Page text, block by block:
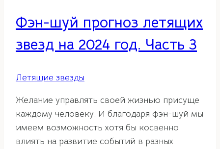
Фэн-шуй прогноз летящих
звезд на 2024 год. Часть 3
Летящие звезды
Желание управлять своей жизнью присуще
каждому человеку. И благодаря фэн-шуй мы
имеем возможность хотя бы косвенно
влиять на развитие событий в разных